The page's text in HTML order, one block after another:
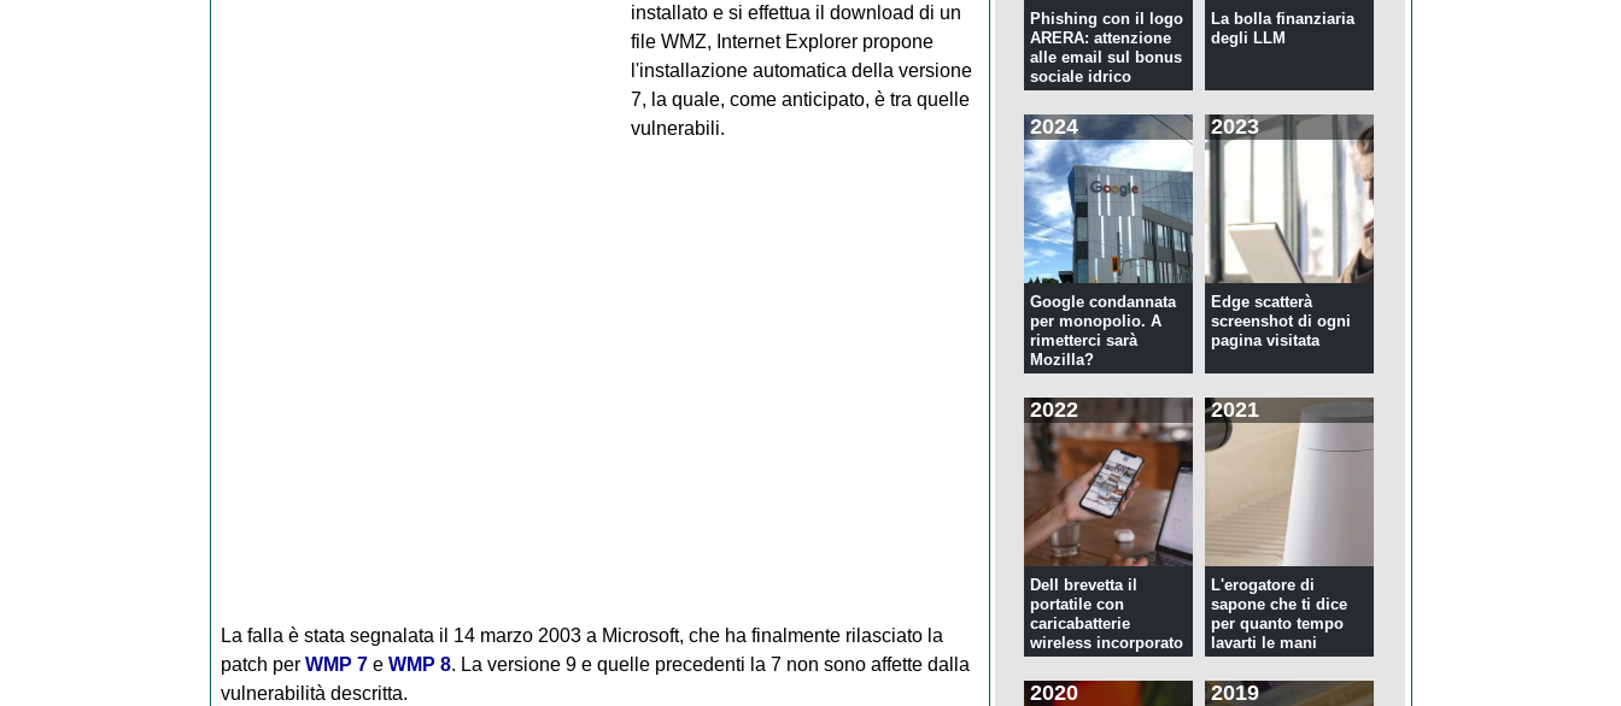
installato e si effettua il download di un
file WMZ, Internet Explorer propone
l'installazione automatica della versione
7, la quale, come anticipato, è tra quelle
vulnerabili.
La falla è stata segnalata il 14 marzo 2003 a Microsoft, che ha finalmente rilasciato la
patch per WMP 7e WMP 8. La versione 9 e quelle precedenti la 7 non sono affette dalla
vulnerabilità descritta.
Phishing con il logo
ARERA: attenzione
alle email sul bonus
sociale idrico
La bolla finanziaria
degli LLM
2024
Google condannata
per monopolio. A
rimetterci sarà
Mozilla?
2023
Edge scatterà
screenshot di ogni
pagina visitata
2022
Dell brevetta il
portatile con
caricabatterie
wireless incorporato
2021
L'erogatore di
sapone che ti dice
per quanto tempo
lavarti le mani
2020 2019